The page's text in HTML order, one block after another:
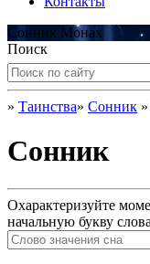
Сонник Монах
Поиск
» Таинства» Сонник »
Сонник
Охарактеризуйте
начальную букву слова